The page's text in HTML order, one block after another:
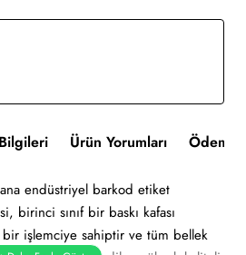
Ürün Yorumları Ödeme
endüstriyel barkod etiket
birinci sınıf bir baskı kafası
bir işlemciye sahiptir ve tüm bellek